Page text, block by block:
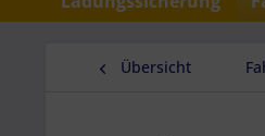
Übersicht